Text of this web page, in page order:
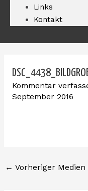
Links
Kontakt
Kommentar
September 2016
← Vorheriger Medien